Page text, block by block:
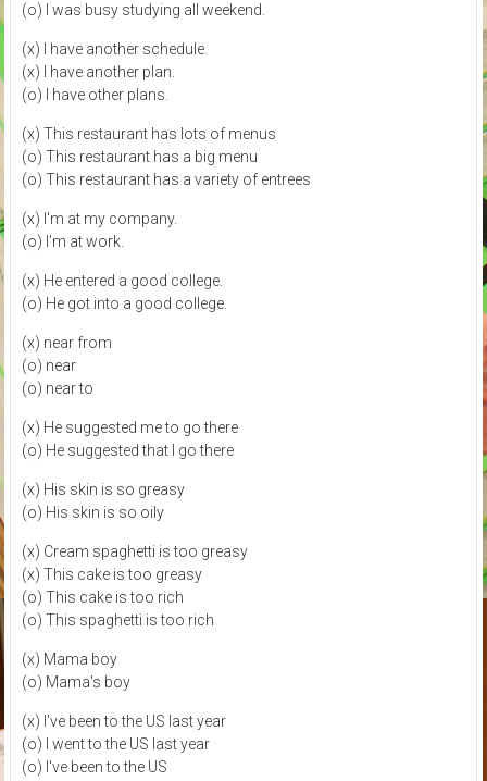
(o) I was busy studying all weekend.
(x) I have another schedule.
(x) I have another plan.
(o) I have other plans.
(x) This restaurant has lots of menus
(o) This restaurant has a big menu
(o) This restaurant has a variety of entrees
(x) I'm at my company.
(o) I'm at work.
(x) He entered a good college.
(o) He got into a good college.
(x) near from
(o) near
(o) near to
(x) He suggested me to go there
(o) He suggested that I go there
(x) His skin is so greasy
(o) His skin is so oily
(x) Cream spaghetti is too greasy
(x) This cake is too greasy
(o) This cake is too rich
(o) This spaghetti is too rich
(x) Mama boy
(o) Mama's boy
(x) I've been to the US last year
(o) I went to the US last year
(o) I've been to the US